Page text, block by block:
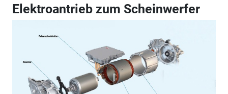
Elektroantrieb zum Scheinwerfer